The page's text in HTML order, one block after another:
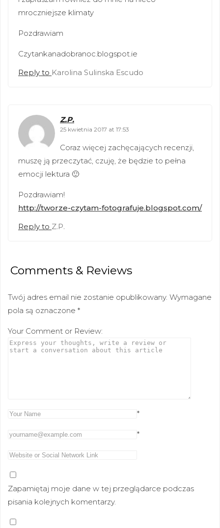
mroczniejsze klimaty
Pozdrawiam
Czytankanadobranoc.blogspot.ie
Reply to Karolina Sulinska Escudo
Z.P.
25 kwietnia 2017 at 17:53
Coraz więcej zachęcających recenzji,
muszę ją przeczytać, czuję, że będzie to pełna
emocji lektura 🙂
Pozdrawiam!
http://tworze-czytam-fotografuje.blogspot.com/
Reply to Z.P.
Comments & Reviews
Twój adres email nie zostanie opublikowany. Wymagane
pola są oznaczone *
Your Comment or Review:
*
*
Zapamiętaj moje dane w tej przeglądarce podczas
pisania kolejnych komentarzy.